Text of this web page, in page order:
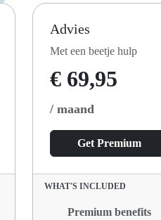
Advies
Met een beetje hulp
€ 69,95
/ maand
Get Premium
WHAT'S INCLUDED
Premium benefits